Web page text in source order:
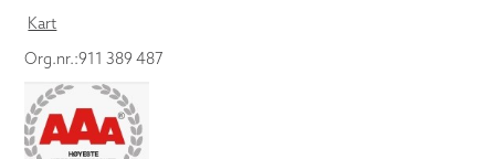
Kart
Org.nr.:911 389 487